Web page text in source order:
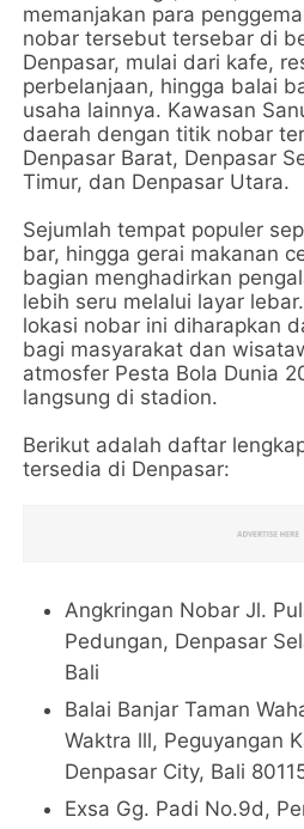
memanjakan para
nobar tersebut tersebar di
Denpasar, mulai dari kafe,
perbelanjaan, hingga balai
usaha lainnya. Kawasan
daerah dengan titik nobar
Denpasar Barat, Denpasar
Timur, dan Denpasar Utara.
Sejumlah tempat populer
bar, hingga gerai makanan
bagian menghadirkan
lebih seru melalui layar
lokasi nobar ini diharapkan
bagi masyarakat dan
atmosfer Pesta Bola Dunia
langsung di stadion.
Berikut adalah daftar
tersedia di Denpasar:
Angkringan Nobar Jl.
Pedungan, Denpasar
Bali
Balai Banjar Taman
Waktra lll, Peguyangan
Denpasar City, Bali
Exsa Gg. Padi No.9d,